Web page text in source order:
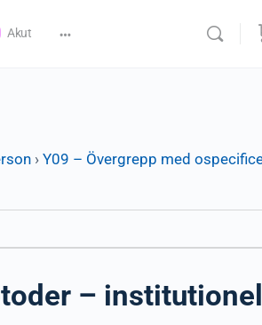
Akut
› Y09 – Övergrepp med
–